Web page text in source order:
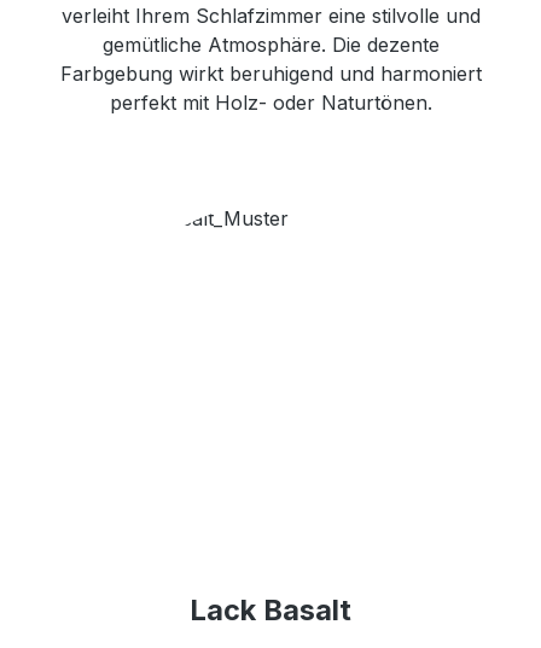
verleiht Ihrem Schlafzimmer eine stilvolle und
gemütliche Atmosphäre. Die dezente
Farbgebung wirkt beruhigend und harmoniert
perfekt mit Holz- oder Naturtönen.
Lack Basalt